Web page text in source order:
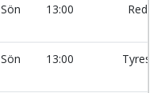
Sön 13:00
Sön 13:00